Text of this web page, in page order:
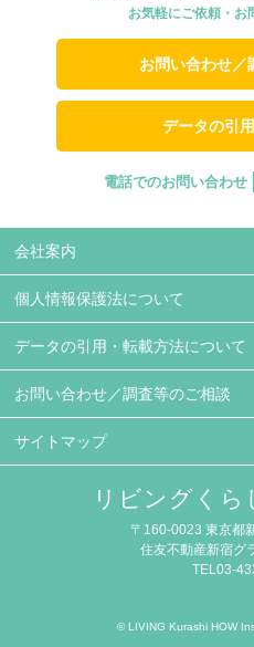
お気軽にご依頼・お
お問い合わせ／
データの引
電話でのお問い合わせ
会社案内
個人情報保護法について
データの引用・転載方法について
お問い合わせ／調査等のご相談
サイトマップ
リビングくら
〒160-0023 東京都
住友不動産新宿グ
TEL03-
© LIVING Kurashi HOW